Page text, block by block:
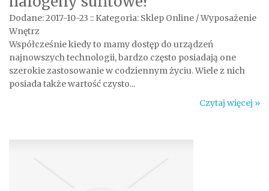
Dodane: 2017-10-23 :: Kategoria: Sklep Online / Wyposażenie
Wnętrz
Współcześnie kiedy to mamy dostęp do urządzeń
najnowszych technologii, bardzo często posiadają one
szerokie zastosowanie w codziennym życiu. Wiele z nich
posiada także wartość czysto...
Czytaj więcej »